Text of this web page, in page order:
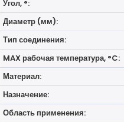
Угол, °:
Диаметр (мм):
Тип соединения:
MAX рабочая температура, °C:
Материал:
Назначение:
Область применения: